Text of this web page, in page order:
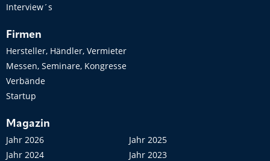
Interview´s
Firmen
Hersteller, Händler, Vermieter
Messen, Seminare, Kongresse
Verbände
Startup
Magazin
Jahr 2026
Jahr 2025
Jahr 2024
Jahr 2023